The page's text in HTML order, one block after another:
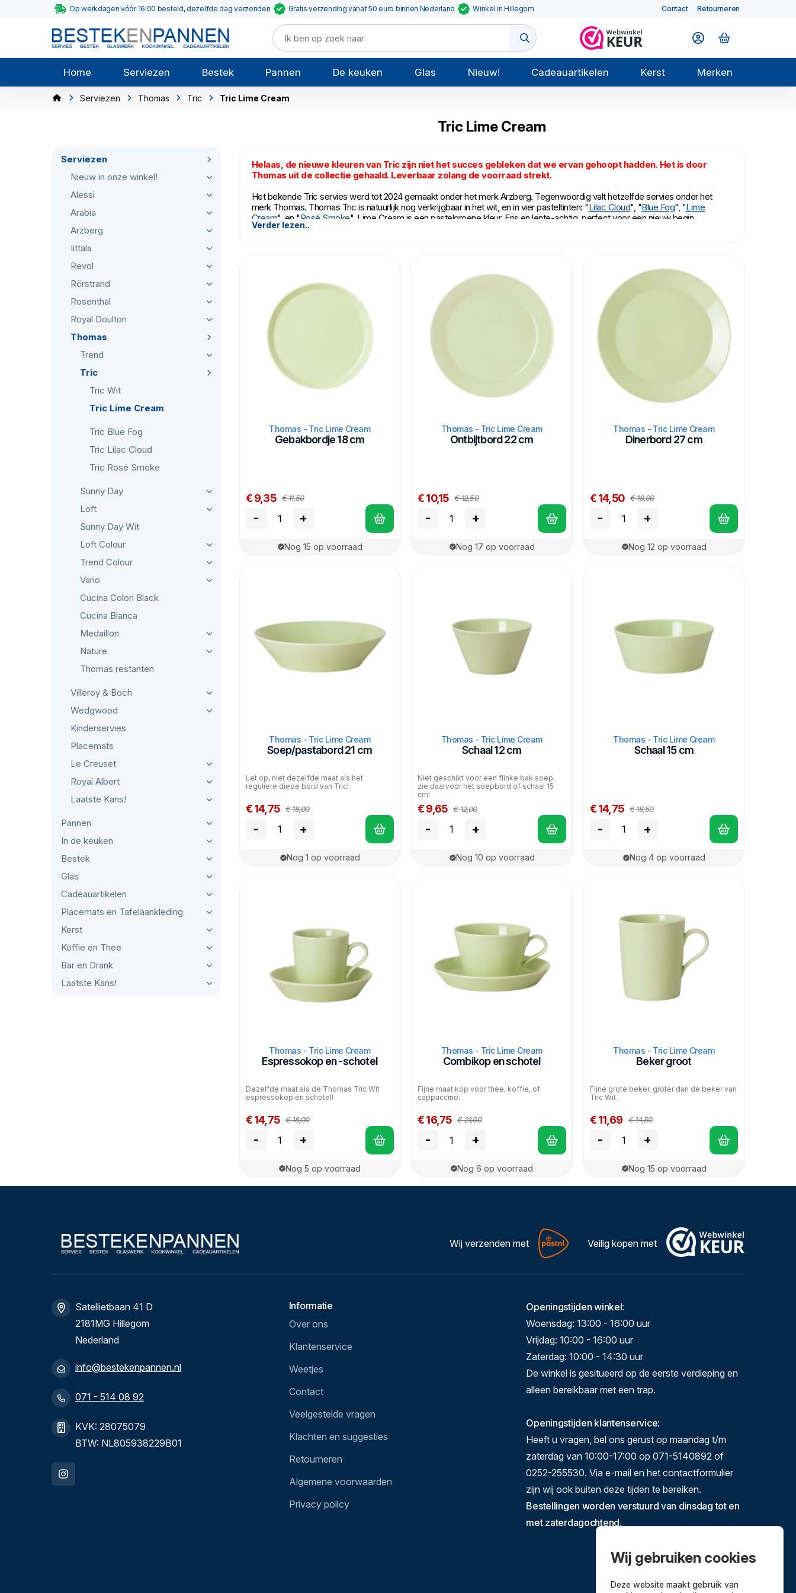
Op werkdagen vóór 16:00 besteld, dezelfde dag verzonden Gratis verzending vanaf 50 euro binnen Nederland Winkel in Hillegom Contact Retourneren
Home Serviezen Bestek Pannen De keuken Glas Nieuw! Cadeauartikelen Kerst Merken
Serviezen Thomas Tric Tric Lime Cream
Serviezen
Nieuw in onze winkel!
Alessi
Arabia
Arzberg
Iittala
Revol
Rörstrand
Rosenthal
Royal Doulton
Thomas
Trend
Tric
Tric Wit
Tric Lime Cream
Tric Blue Fog
Tric Lilac Cloud
Tric Rosé Smoke
Sunny Day
Loft
Sunny Day Wit
Loft Colour
Trend Colour
Vario
Cucina Colori Black
Cucina Bianca
Medaillon
Nature
Thomas restanten
Villeroy & Boch
Wedgwood
Kinderservies
Placemats
Le Creuset
Royal Albert
Laatste Kans!
Pannen
In de keuken
Bestek
Glas
Cadeauartikelen
Placemats en Tafelaankleding
Kerst
Koffie en Thee
Bar en Drank
Laatste Kans!
Tric Lime Cream
Helaas, de nieuwe kleuren van Tric zijn niet het succes gebleken dat we ervan gehoopt hadden. Het is door
Thomas uit de collectie gehaald. Leverbaar zolang de voorraad strekt.
Het bekende Tric servies werd tot 2024 gemaakt onder het merk Arzberg. Tegenwoordig valt hetzelfde servies onder het
merk Thomas. Thomas Tric is natuurlijk nog verkrijgbaar in het wit, en in vier pasteltinten: "Lilac Cloud", "Blue Fog", "Lime
Cream", en "Rosé Smoke". Lime Cream is een pastelgroene kleur. Fris en lente-achtig, perfect voor een nieuw begin.
Thomas Tric Lime Cream is gemaakt van porselein, en mag in de vaatwasser en magnetron.
Verder lezen..
Thomas - Tric Lime Cream
Gebakbordje 18 cm
€ 9,35 € 11,50
- +
Nog 15 op voorraad
Thomas - Tric Lime Cream
Ontbijtbord 22 cm
€ 10,15 € 12,50
- +
Nog 17 op voorraad
Thomas - Tric Lime Cream
Dinerbord 27 cm
€ 14,50 € 18,00
- +
Nog 12 op voorraad
Thomas - Tric Lime Cream
Soep/pastabord 21 cm
Let op, niet dezelfde maat als het
reguliere diepe bord van Tric!
€ 14,75 € 18,00
- +
Nog 1 op voorraad
Thomas - Tric Lime Cream
Schaal 12 cm
Niet geschikt voor een flinke bak soep,
zie daarvoor het soepbord of schaal 15
cm!
€ 9,65 € 12,00
- +
Nog 10 op voorraad
Thomas - Tric Lime Cream
Schaal 15 cm
€ 14,75 € 18,50
- +
Nog 4 op voorraad
Thomas - Tric Lime Cream
Espressokop en -schotel
Dezelfde maat als de Thomas Tric Wit
espressokop en schotel!
€ 14,75 € 18,00
- +
Nog 5 op voorraad
Thomas - Tric Lime Cream
Combikop en schotel
Fijne maat kop voor thee, koffie, of
cappuccino.
€ 16,75 € 21,00
- +
Nog 6 op voorraad
Thomas - Tric Lime Cream
Beker groot
Fijne grote beker, groter dan de beker van
Tric Wit.
€ 11,69 € 14,50
- +
Nog 15 op voorraad
Wij verzenden met Veilig kopen met
Satellietbaan 41 D
2181MG Hillegom
Nederland
info@bestekenpannen.nl
071 - 514 08 92
KVK: 28075079
BTW: NL805938229B01
Informatie
Over ons
Klantenservice
Weetjes
Contact
Veelgestelde vragen
Klachten en suggesties
Retourneren
Algemene voorwaarden
Privacy policy
Openingstijden winkel:
Woensdag: 13:00 - 16:00 uur
Vrijdag: 10:00 - 16:00 uur
Zaterdag: 10:00 - 14:30 uur
De winkel is gesitueerd op de eerste verdieping en
alleen bereikbaar met een trap.
Openingstijden klantenservice:
Heeft u vragen, bel ons gerust op maandag t/m
zaterdag van 10:00-17:00 op 071-5140892 of
0252-255530. Via e-mail en het contactformulier
zijn wij ook buiten deze tijden te bereiken.
Bestellingen worden verstuurd van dinsdag tot en
met zaterdagochtend.
Wij gebruiken cookies
Deze website maakt gebruik van